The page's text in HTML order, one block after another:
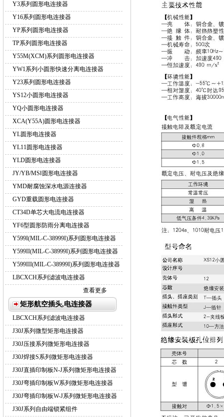
Y3系列圆形电连接器
Y16系列圆形电连接器
YP系列圆形电连接器
TP系列圆形电连接器
Y55M(XCM)系列圆形电连接器
YW1系列小圆形快速分离电连接器
Y23系列圆形电连接器
YS12小圆形电连接器
YQ小圆形电连接器
XCA(Y55A)圆形电连接器
YL圆形电连接器
YL11圆形电连接器
YLD圆形电连接器
JY/YB/MSⅠ圆形电连接器
YMD耐腐蚀深水电源连接器
GYD重载圆形电连接器
CT34D单芯大电流电连接器
YF6型圆形防雨分离电连接器
Y599I(MIL-C-38999I)系列圆形电连接器
Y599II(MIL-C-38999I)系列圆形电连接器
Y599III(MIL-C-38999I)系列圆形电连接器
LBCXCH系列滤波电连接器
查看更多
矩形航空插头,电连接器
LBCXCH系列滤波电连接器
J30J系列微型矩形电连接器
J30J压接系列微矩形电连接器
J30J焊接S系列微矩形电连接器
J30J直插印制板N-J系列微矩形电连接器
J30J弯插印制板W系列微矩形电连接器
J30J弯插印制板W-J系列微矩形电连接器
J30J系列自由端锁紧组件